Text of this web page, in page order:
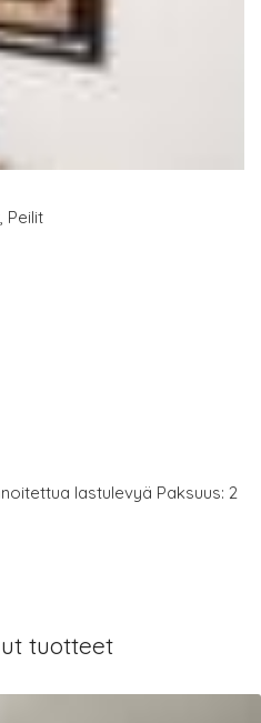
, Peilit
lastulevyä Paksuus: 2
tuotteet